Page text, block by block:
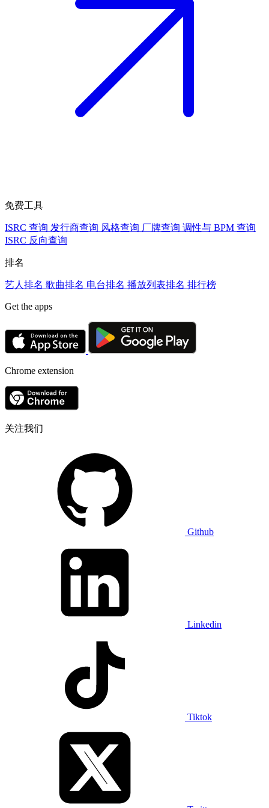
免费工具
ISRC 查询 发行商查询 风格查询 厂牌查询 调性与 BPM 查询
ISRC 反向查询
排名
艺人排名 歌曲排名 电台排名 播放列表排名 排行榜
Get the apps
Chrome extension
关注我们
Github
Linkedin
Tiktok